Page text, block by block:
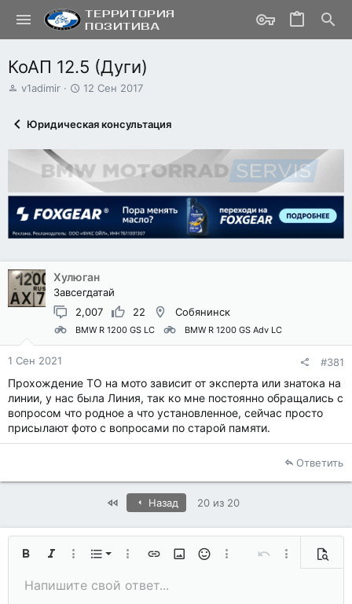
КоАП 12.5 (Дуги)
А
ы
v1adimir
Д
а
ч
а
л
а
12 Сен 2017
Юридическая консультация
Хулюган
Завсегдатай
2,007
22 Собянинск
BMW R 1200 GS LC BMW R 1200 GS Adv LC
1 Сен 2021 #381
Прохождение ТО на мото зависит от эксперта или знатока на
линии, у нас была Линия, так ко мне постоянно обращались с
вопросом что родное а что установленное, сейчас просто
присылают фото с вопросами по старой памяти.
Ответить
First Назад 20 из 20
ЖирныйКурсивДополнительно...
Список
Нумерованный список
Маркированный список
Дополнительно...
Вставить ссылку
Вставить изображение
СмайлыДополнительно...
Отменить
Размер шрифта
9
Цвет текста
Шрифт Arial
Зачёркнутый
Подчёркнутый
Однострочный код
ВыравниваниеПо левому краю
Формат параграфа
Обычный
ЦитатаМедиаВставить таблицу
Вставить горизонтальную линию
Спойлер
Код
Повторить
Переключить режим работы редактора
Удалить форматирование
ЧерновикиСохранить черновик
Напишите свой ответ...